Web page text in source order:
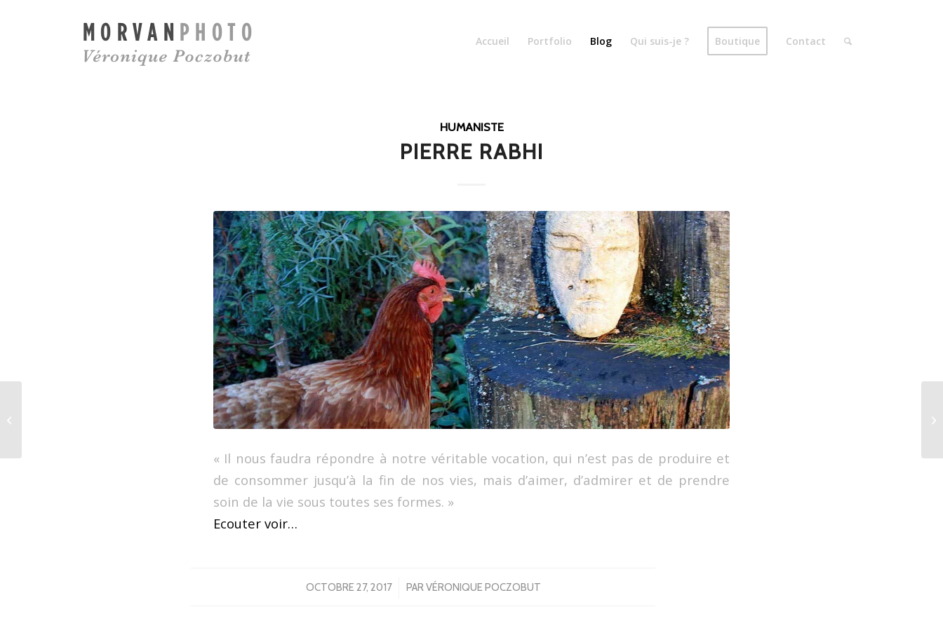
Accueil Portfolio Blog Qui suis-je ? Boutique Contact
HUMANISTE
PIERRE RABHI
« Il nous faudra répondre à notre véritable vocation, qui n’est pas de produire et
de consommer jusqu’à la fin de nos vies, mais d’aimer, d’admirer et de prendre
soin de la vie sous toutes ses formes. »
Ecouter voir…
OCTOBRE 27, 2017
/ PAR VÉRONIQUE POCZOBUT